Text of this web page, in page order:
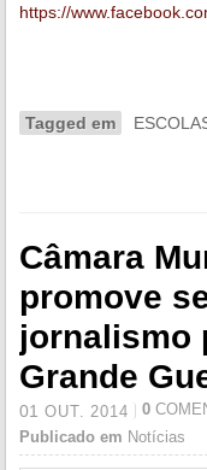
https://
Tagged em
Câmara
promove
jornalismo
Grande
01 OUT. 2014 0
Publicado em Notícias